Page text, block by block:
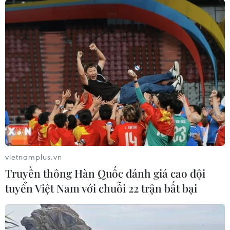
Mỹ hoàn trả khoảng 100 tỷ
USD thuế quan sau phán
quyết của Tòa án Tối cao
05/08/2026 22:58
Tổng Bí thư, Chủ tịch nước
tiếp Tư lệnh Bộ Chỉ huy
Thái Bình Dương Hoa Kỳ
05/08/2026 12:29
tại sân golf của Tổng thống
Trump
vonfram trong một năm
vietnamplus.vn
Truyền thông Hàn Quốc đánh giá cao đội
tuyển Việt Nam với chuỗi 22 trận bất bại